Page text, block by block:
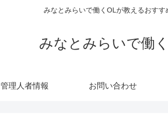
みなとみらいで働くOLが教えるおす
みなとみらいで働
管理人者情報 お問い合わせ